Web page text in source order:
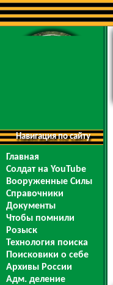
Навигация по сайту
Главная
Солдат на YouTube
Вооруженные Силы
Справочники
Документы
Чтобы помнили
Розыск
Технология поиска
Поисковики о себе
Архивы России
Адм. деление